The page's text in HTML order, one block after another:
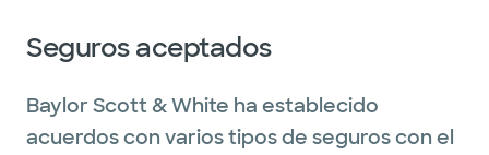
Seguros aceptados
Baylor Scott & White ha establecido
acuerdos con varios tipos de seguros con el